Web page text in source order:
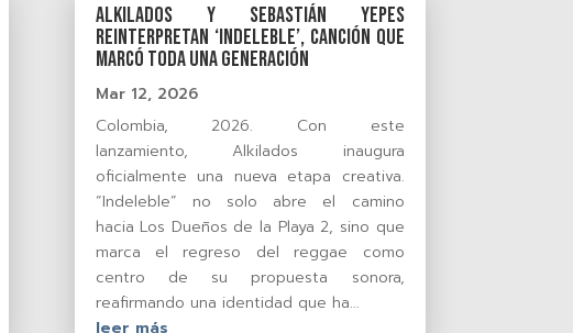
ALKILADOS Y SEBASTIÁN YEPES
REINTERPRETAN ‘INDELEBLE’, CANCIÓN QUE
MARCÓ TODA UNA GENERACIÓN
Mar 12, 2026
Colombia, 2026. Con este
lanzamiento, Alkilados inaugura
oficialmente una nueva etapa creativa.
“Indeleble” no solo abre el camino
hacia Los Dueños de la Playa 2, sino que
marca el regreso del reggae como
centro de su propuesta sonora,
reafirmando una identidad que ha...
leer más